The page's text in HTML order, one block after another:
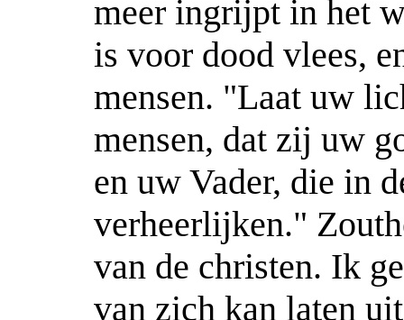
meer ingrijpt in het
is voor dood vlees,
mensen. "Laat uw
mensen, dat zij uw
en uw Vader, die in
verheerlijken."
van de christen. Ik
van zich kan laten